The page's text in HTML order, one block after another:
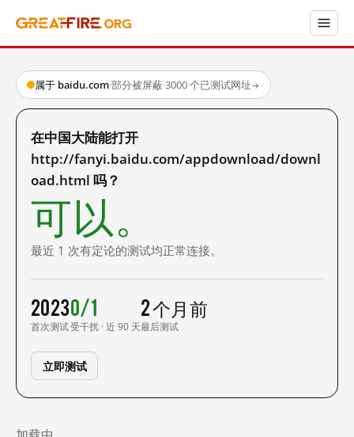
属于 baidu.com·部分被屏蔽·3000 个已测试网址→
在中国大陆能打开
http://fanyi.baidu.com/appdownload/downl
oad.html 吗？
可以。
最近 1 次有定论的测试均正常连接。
2023
首次测试
0/1
受干扰 · 近 90 天
2 个月前
最后测试
立即测试